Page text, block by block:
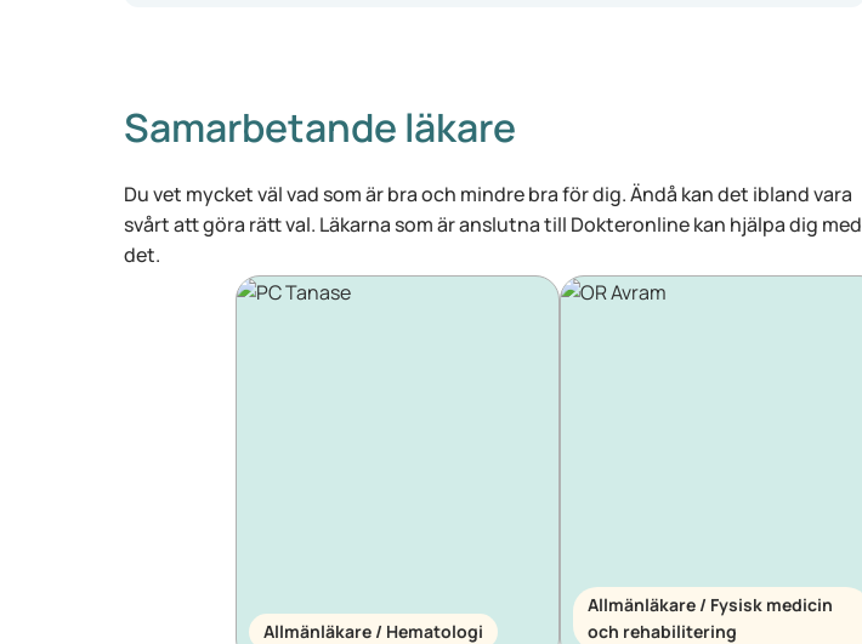
Samarbetande läkare
Du vet mycket väl vad som är bra och mindre bra för dig. Ändå kan det ibland vara
svårt att göra rätt val. Läkarna som är anslutna till Dokteronline kan hjälpa dig med
det.
Allmänläkare / Hematologi
Allmänläkare / Fysisk medicin
och rehabilitering